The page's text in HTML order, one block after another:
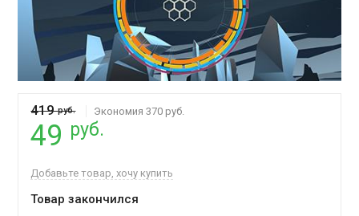
419руб. Экономия 370 руб.
49 руб.
Добавьте товар, хочу купить
Товар закончился